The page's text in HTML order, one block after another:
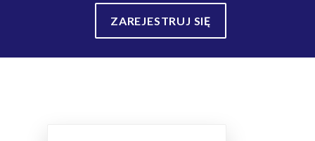
ZAREJESTRUJ SIĘ